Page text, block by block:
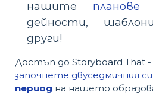
нашите планове
дейности,
други!
Достъп до Storyboard That
започнете двуседмичния си
период на нашето